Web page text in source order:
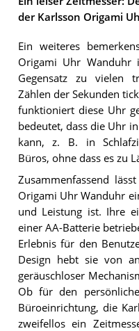
der Karlsson Origami
Ein weiteres
Origami Uhr Wanduhr
Gegensatz zu vielen
Zählen der Sekunden
funktioniert diese Uhr
bedeutet, dass die Uhr
kann, z. B. in
Büros, ohne dass es zu
Zusammenfassend
Origami Uhr Wanduhr
und Leistung ist. Ihre
einer AA-Batterie
Erlebnis für den
Design hebt sie von
geräuschloser
Ob für den
Büroeinrichtung, die
zweifellos ein